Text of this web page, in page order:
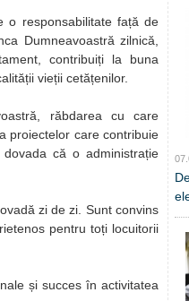
o responsabilitate față de
Dumneavoastră zilnică,
contribuiți la buna
vieții cetățenilor.
răbdarea cu care
proiectelor care contribuie
că o administrație
zi de zi. Sunt convins
pentru toți locuitorii
și succes în activitatea